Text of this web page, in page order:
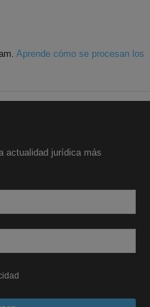
Aprende cómo se procesan los
actualidad jurídica más